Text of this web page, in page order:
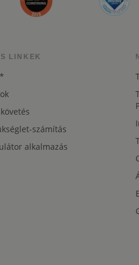
LINKEK
számítás
alkalmazás